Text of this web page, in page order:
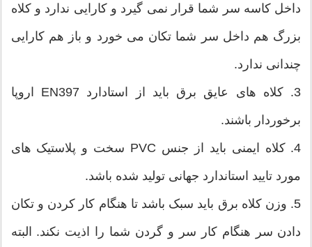
داخل کاسه سر شما قرار نمی گیرد و کارایی ندارد و کلاه
بزرگ هم داخل سر شما تکان می خورد و باز هم کارایی
چندانی ندارد.
3. کلاه های عایق برق باید از استادارد EN397 اروپا
برخوردار باشند.
4. کلاه ایمنی باید از جنس PVC سخت و پلاستیک های
مورد تایید استاندارد جهانی تولید شده باشد.
5. وزن کلاه برق باید سبک باشد تا هنگام کار کردن و تکان
دادن سر هنگام کار سر و گردن شما را اذیت نکند. البته